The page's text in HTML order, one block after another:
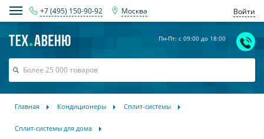
+7 (495) 150-90-92 Москва Войти
Пн-Пт: с 09:00 до 18:00
Главная Кондиционеры Сплит-системы
Сплит-системы для дома